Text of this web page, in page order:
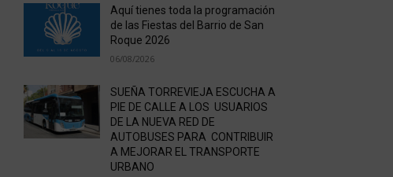
Aquí tienes toda la programación
de las Fiestas del Barrio de San
Roque 2026
06/08/2026
SUEÑA TORREVIEJA ESCUCHA A
PIE DE CALLE A LOS USUARIOS
DE LA NUEVA RED DE
AUTOBUSES PARA CONTRIBUIR
A MEJORAR EL TRANSPORTE
URBANO